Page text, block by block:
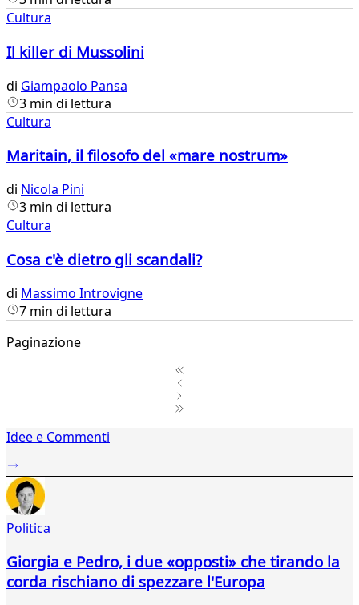
Cultura
Il killer di Mussolini
di Giampaolo Pansa
3 min di lettura
Cultura
Maritain, il filosofo del «mare nostrum»
di Nicola Pini
3 min di lettura
Cultura
Cosa c'è dietro gli scandali?
di Massimo Introvigne
7 min di lettura
Paginazione
2Idee e Commenti
Politica
Giorgia e Pedro, i due «opposti» che tirando la
corda rischiano di spezzare l'Europa